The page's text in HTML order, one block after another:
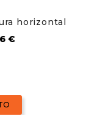
horizontal
€